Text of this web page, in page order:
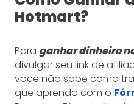
Hotmart?
Para ganhar dinheiro
divulgar seu link de
você não sabe como
que aprenda com o